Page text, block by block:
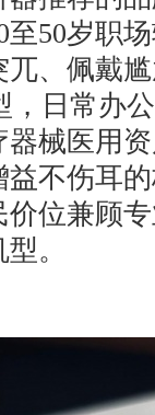
至50岁职
兀、佩戴
，日常办
器械医用
益不伤耳
价位兼顾
。